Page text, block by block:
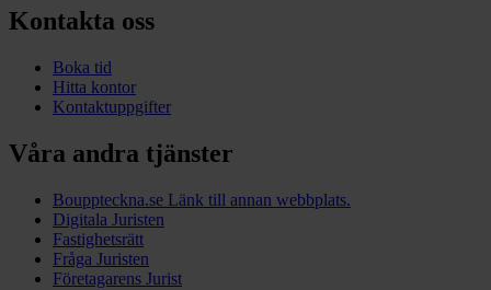
Kontakta oss
Boka tid
Hitta kontor
Kontaktuppgifter
Våra andra tjänster
Bouppteckna.se Länk till annan webbplats.
Digitala Juristen
Fastighetsrätt
Fråga Juristen
Företagarens Jurist